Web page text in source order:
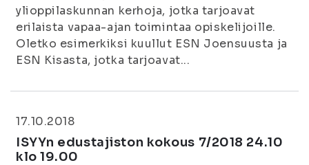
ylioppilaskunnan kerhoja, jotka tarjoavat
erilaista vapaa-ajan toimintaa opiskelijoille.
Oletko esimerkiksi kuullut ESN Joensuusta ja
ESN Kisasta, jotka tarjoavat...
17.10.2018
ISYYn edustajiston kokous 7/2018 24.10
klo 19.00